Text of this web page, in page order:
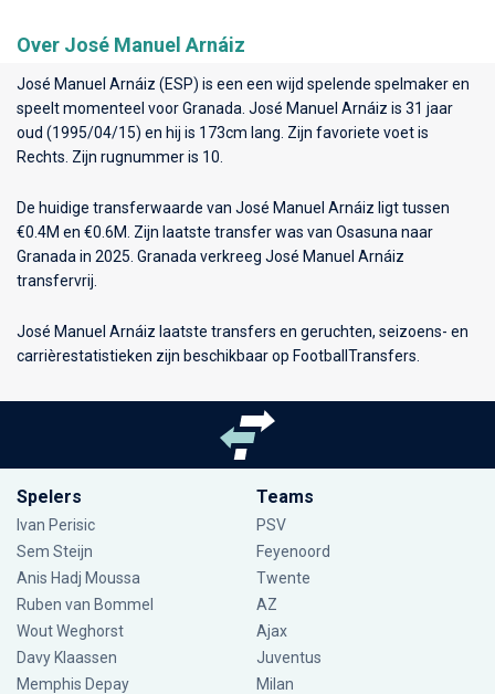
Over José Manuel Arnáiz
José Manuel Arnáiz (ESP) is een een wijd spelende spelmaker en
speelt momenteel voorGranada . José Manuel Arnáiz is 31 jaar
oud (1995/04/15) en hij is 173cm lang. Zijn favoriete voet is
Rechts. Zijn rugnummer is 10.
De huidige transferwaarde van José Manuel Arnáiz ligt tussen
€0.4M en €0.6M. Zijn laatste transfer was van Osasuna naar
Granada in 2025. Granada verkreeg José Manuel Arnáiz
transfervrij.
José Manuel Arnáiz laatste transfers en geruchten, seizoens- en
carrièrestatistieken zijn beschikbaar op FootballTransfers.
Spelers
Ivan Perisic
Sem Steijn
Anis Hadj Moussa
Ruben van Bommel
Wout Weghorst
Davy Klaassen
Memphis Depay
Teams
PSV
Feyenoord
Twente
AZ
Ajax
Juventus
Milan